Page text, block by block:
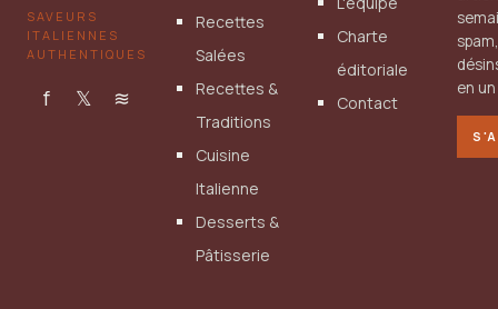
SAVEURS
ITALIENNES
AUTHENTIQUES
f 𝕏 ≋
Recettes
Salées
Recettes &
Traditions
Cuisine
Italienne
Desserts &
Pâtisserie
Charte
éditoriale
Contact
spam,
en